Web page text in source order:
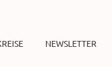
NEWSLETTER